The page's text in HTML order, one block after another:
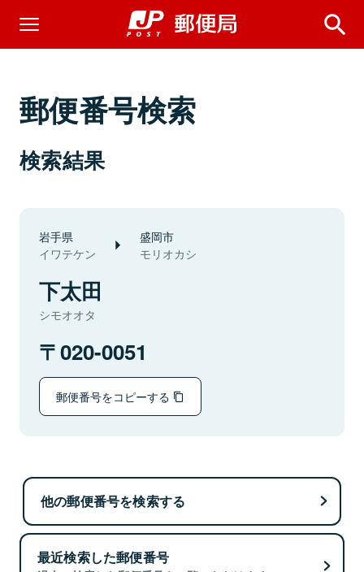
郵便番号検索
検索結果
岩手県
イワテケン
盛岡市
モリオカシ
下太田
シモオオタ
020-0051
郵便番号をコピーする
他の郵便番号を検索する
最近検索した郵便番号